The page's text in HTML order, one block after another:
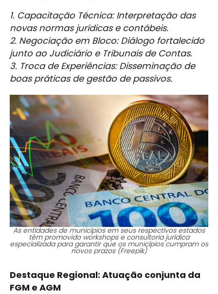
1. Capacitação Técnica: Interpretação das
novas normas jurídicas e contábeis.
2. Negociação em Bloco: Diálogo fortalecido
junto ao Judiciário e Tribunais de Contas.
3. Troca de Experiências: Disseminação de
boas práticas de gestão de passivos.
As entidades de municípios em seus respectivos estados
têm promovido workshops e consultoria jurídica
especializada para garantir que os municípios cumpram os
novos prazos (Freepik)
Destaque Regional: Atuação conjunta da
FGM e AGM